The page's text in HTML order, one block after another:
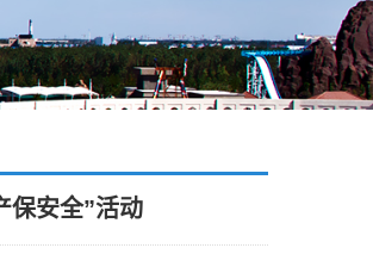
保安全”活动